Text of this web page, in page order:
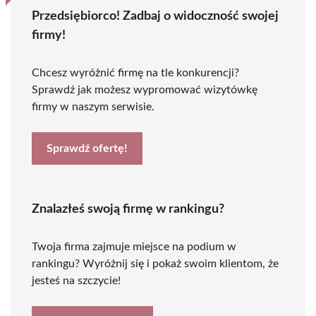
Przedsiębiorco! Zadbaj o widoczność swojej
firmy!
Chcesz wyróżnić firmę na tle konkurencji?
Sprawdź jak możesz wypromować wizytówkę
firmy w naszym serwisie.
Sprawdź ofertę!
Znalazłeś swoją firmę w rankingu?
Twoja firma zajmuje miejsce na podium w
rankingu? Wyróżnij się i pokaż swoim klientom, że
jesteś na szczycie!